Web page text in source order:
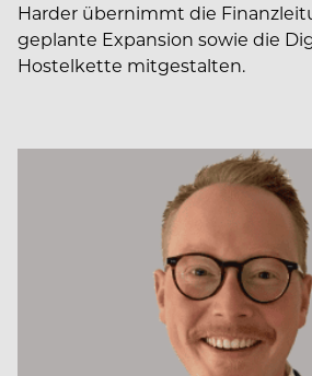
Harder übernimmt die
geplante Expansion sowie die
Hostelkette mitgestalten.